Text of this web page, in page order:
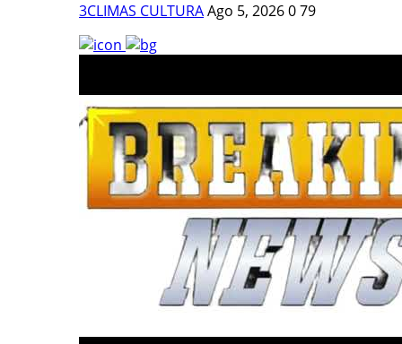
3CLIMAS CULTURAAgo 5, 2026079